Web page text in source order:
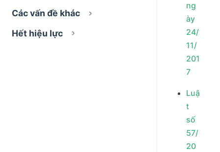
Các vấn đề khác
Hết hiệu lực
ng
ày
24/
11/
201
7
Luậ
t
số
57/
20